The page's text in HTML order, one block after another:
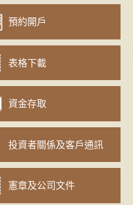
預約開戶
表格下載
資金存取
投資者關係及客戶通訊
憲章及公司文件